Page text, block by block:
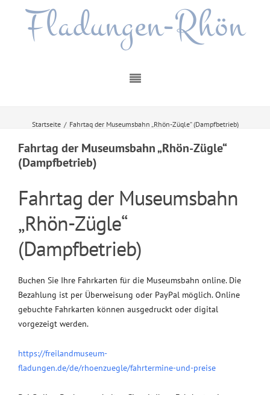
Fladungen-Rhön
Startseite / Fahrtag der Museumsbahn „Rhön-Zügle“ (Dampfbetrieb)
Fahrtag der Museumsbahn „Rhön-Zügle“
(Dampfbetrieb)
Fahrtag der Museumsbahn
„Rhön-Zügle“
(Dampfbetrieb)
Buchen Sie Ihre Fahrkarten für die Museumsbahn online. Die
Bezahlung ist per Überweisung oder PayPal möglich. Online
gebuchte Fahrkarten können ausgedruckt oder digital
vorgezeigt werden.
https://freilandmuseum-
fladungen.de/de/rhoenzuegle/fahrtermine-und-preise